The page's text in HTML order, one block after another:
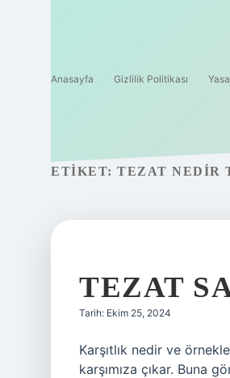
Anasayfa Gizlilik Politikası
ETIKET: TEZAT NEDIR
TEZAT
Tarih: Ekim 25, 2024
Karşıtlık nedir ve
karşımıza çıkar. Buna